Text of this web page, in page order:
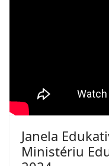
Janela
Ministériu